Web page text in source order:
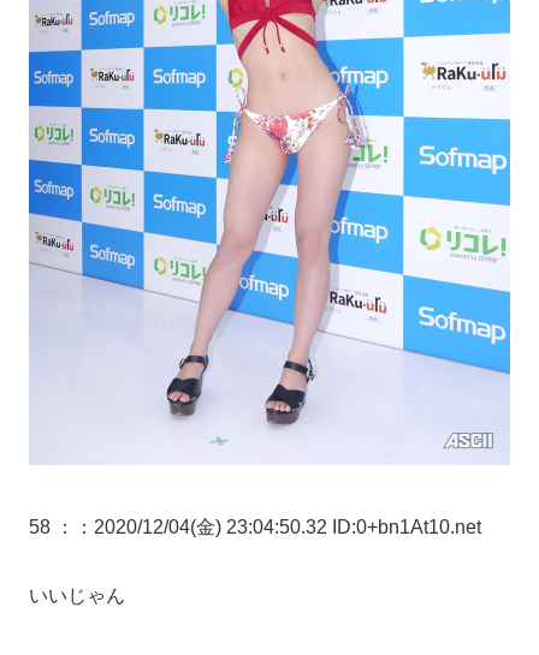
58 ： ：2020/12/04(金) 23:04:50.32 ID:0+bn1At10.net
いいじゃん